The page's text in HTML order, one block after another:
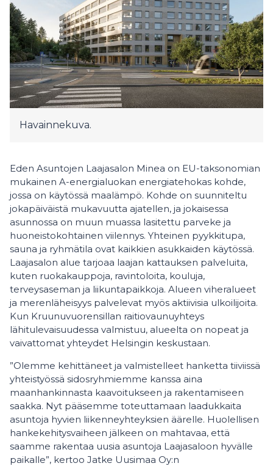
Havainnekuva.
Eden Asuntojen Laajasalon Minea on EU-taksonomian
mukainen A-energialuokan energiatehokas kohde,
jossa on käytössä maalämpö. Kohde on suunniteltu
jokapäiväistä mukavuutta ajatellen, ja jokaisessa
asunnossa on muun muassa lasitettu parveke ja
huoneistokohtainen viilennys. Yhteinen pyykkitupa,
sauna ja ryhmätila ovat kaikkien asukkaiden käytössä.
Laajasalon alue tarjoaa laajan kattauksen palveluita,
kuten ruokakauppoja, ravintoloita, kouluja,
terveysaseman ja liikuntapaikkoja. Alueen viheralueet
ja merenläheisyys palvelevat myös aktiivisia ulkoilijoita.
Kun Kruunuvuorensillan raitiovaunuyhteys
lähitulevaisuudessa valmistuu, alueelta on nopeat ja
vaivattomat yhteydet Helsingin keskustaan.
”Olemme kehittäneet ja valmistelleet hanketta tiiviissä
yhteistyössä sidosryhmiemme kanssa aina
maanhankinnasta kaavoitukseen ja rakentamiseen
saakka. Nyt pääsemme toteuttamaan laadukkaita
asuntoja hyvien liikenneyhteyksien äärelle. Huolellisen
hankekehitysvaiheen jälkeen on mahtavaa, että
saamme rakentaa uusia asuntoja Laajasaloon hyvälle
paikalle”, kertoo Jatke Uusimaa Oy:n